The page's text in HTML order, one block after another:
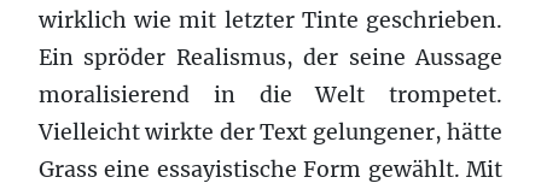
wirklich wie mit letzter Tinte geschrieben.
Ein spröder Realismus, der seine Aussage
moralisierend in die Welt trompetet.
Vielleicht wirkte der Text gelungener, hätte
Grass eine essayistische Form gewählt. Mit